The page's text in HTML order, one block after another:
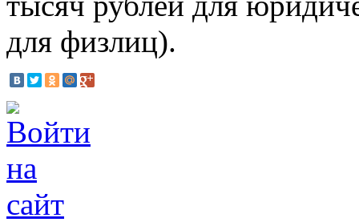
для физлиц).